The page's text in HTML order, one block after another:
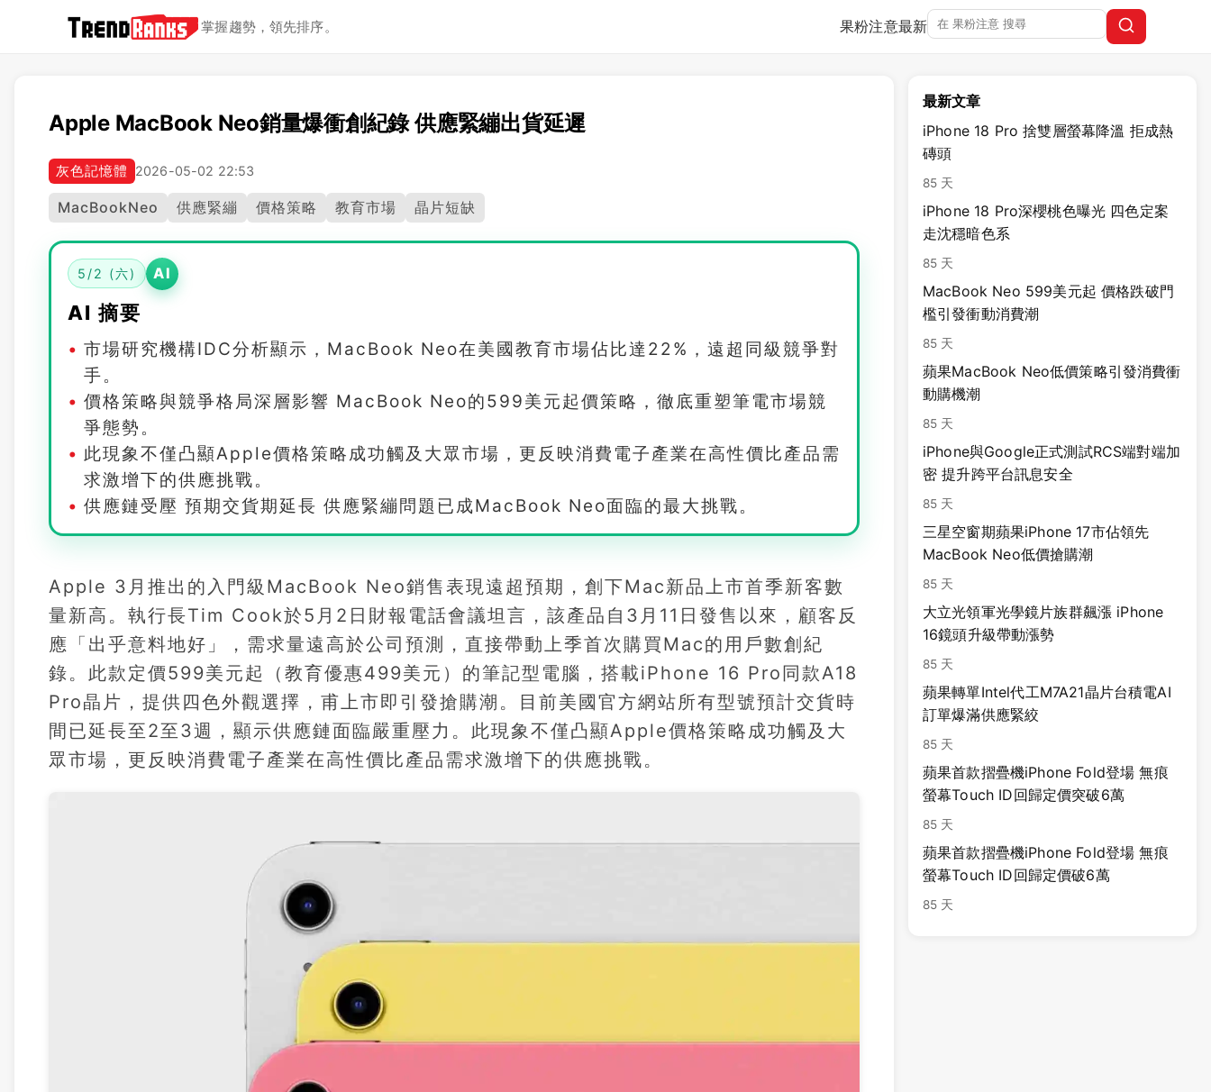
掌握趨勢，領先排序。 果粉注意最新
Apple MacBook Neo銷量爆衝創紀錄 供應緊繃出貨延遲
灰色記憶體 2026-05-02 22:53
MacBookNeo 供應緊繃 價格策略 教育市場 晶片短缺
5/2 (六) AI
AI 摘要
市場研究機構IDC分析顯示，MacBook Neo在美國教育市場佔比達22%，遠超同級競爭對
手。
價格策略與競爭格局深層影響 MacBook Neo的599美元起價策略，徹底重塑筆電市場競
爭態勢。
此現象不僅凸顯Apple價格策略成功觸及大眾市場，更反映消費電子產業在高性價比產品需
求激增下的供應挑戰。
供應鏈受壓 預期交貨期延長 供應緊繃問題已成MacBook Neo面臨的最大挑戰。
Apple 3月推出的入門級MacBook Neo銷售表現遠超預期，創下Mac新品上市首季新客數
量新高。執行長Tim Cook於5月2日財報電話會議坦言，該產品自3月11日發售以來，顧客反
應「出乎意料地好」，需求量遠高於公司預測，直接帶動上季首次購買Mac的用戶數創紀
錄。此款定價599美元起（教育優惠499美元）的筆記型電腦，搭載iPhone 16 Pro同款A18
Pro晶片，提供四色外觀選擇，甫上市即引發搶購潮。目前美國官方網站所有型號預計交貨時
間已延長至2至3週，顯示供應鏈面臨嚴重壓力。此現象不僅凸顯Apple價格策略成功觸及大
眾市場，更反映消費電子產業在高性價比產品需求激增下的供應挑戰。
最新文章
iPhone 18 Pro 捨雙層螢幕降溫 拒成熱
磚頭
85 天
iPhone 18 Pro深櫻桃色曝光 四色定案
走沈穩暗色系
85 天
MacBook Neo 599美元起 價格跌破門
檻引發衝動消費潮
85 天
蘋果MacBook Neo低價策略引發消費衝
動購機潮
85 天
iPhone與Google正式測試RCS端對端加
密 提升跨平台訊息安全
85 天
三星空窗期蘋果iPhone 17市佔領先
MacBook Neo低價搶購潮
85 天
大立光領軍光學鏡片族群飆漲 iPhone
16鏡頭升級帶動漲勢
85 天
蘋果轉單Intel代工M7A21晶片台積電AI
訂單爆滿供應緊絞
85 天
蘋果首款摺疊機iPhone Fold登場 無痕
螢幕Touch ID回歸定價突破6萬
85 天
蘋果首款摺疊機iPhone Fold登場 無痕
螢幕Touch ID回歸定價破6萬
85 天